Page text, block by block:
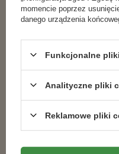
Podobne produkty
momencie poprzez
danego urządzenia
Funkcjonalne
Analityczne pliki
Reklamowe pliki